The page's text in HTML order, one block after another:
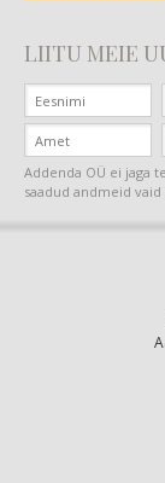
LIITU MEIE
Addenda OÜ ei jaga
saadud andmeid